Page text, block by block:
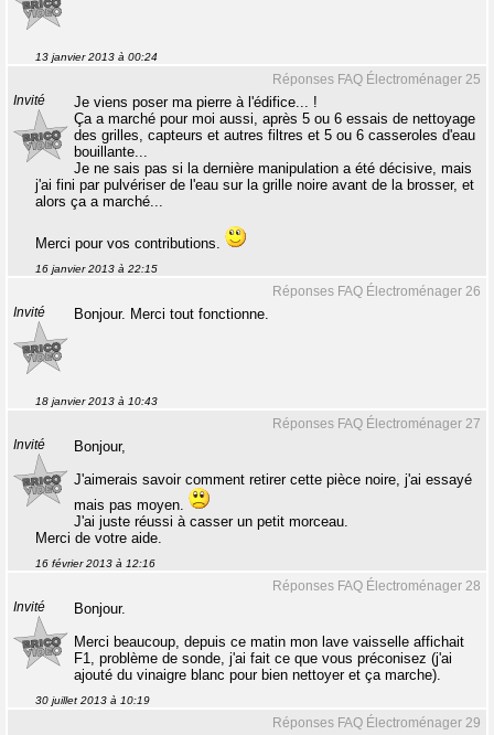
13 janvier 2013 à 00:24
Réponses FAQ Électroménager 25
Invité
Je viens poser ma pierre à l'édifice... !
Ça a marché pour moi aussi, après 5 ou 6 essais de nettoyage
des grilles, capteurs et autres filtres et 5 ou 6 casseroles d'eau
bouillante...
Je ne sais pas si la dernière manipulation a été décisive, mais
j'ai fini par pulvériser de l'eau sur la grille noire avant de la brosser, et
alors ça a marché...
Merci pour vos contributions.
16 janvier 2013 à 22:15
Réponses FAQ Électroménager 26
Invité Bonjour. Merci tout fonctionne.
18 janvier 2013 à 10:43
Réponses FAQ Électroménager 27
Invité
Bonjour,
J'aimerais savoir comment retirer cette pièce noire, j'ai essayé
mais pas moyen.
J'ai juste réussi à casser un petit morceau.
Merci de votre aide.
16 février 2013 à 12:16
Réponses FAQ Électroménager 28
Invité
Bonjour.
Merci beaucoup, depuis ce matin mon lave vaisselle affichait
F1, problème de sonde, j'ai fait ce que vous préconisez (j'ai
ajouté du vinaigre blanc pour bien nettoyer et ça marche).
30 juillet 2013 à 10:19
Réponses FAQ Électroménager 29